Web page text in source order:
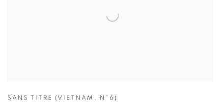
SANS TITRE (VIETNAM , N°6)